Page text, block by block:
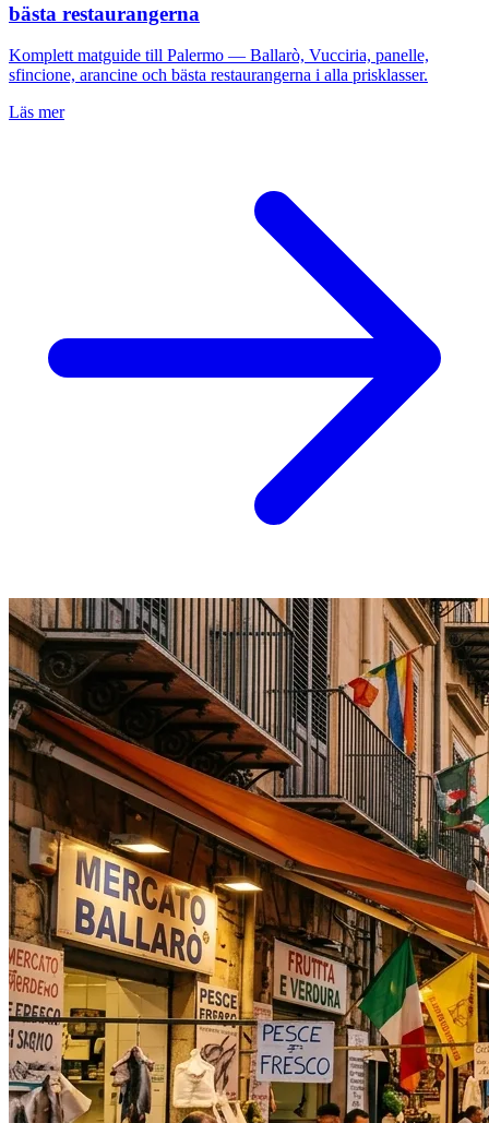
bästa restaurangerna
Komplett matguide till Palermo — Ballarò, Vucciria, panelle,
sfincione, arancine och bästa restaurangerna i alla prisklasser.
Läs mer